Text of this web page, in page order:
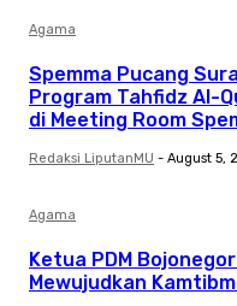
Agama
Spemma Pucang
Program Tahfidz Al-
di Meeting Room
Redaksi LiputanMU - August 5,
Agama
Ketua PDM
Mewujudkan